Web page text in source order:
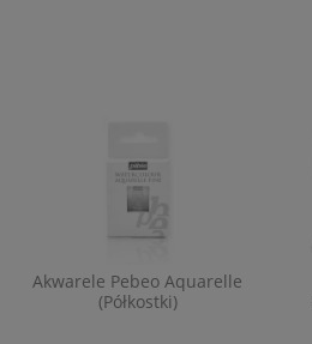
Akwarele Pebeo Aquarelle
(Półkostki)